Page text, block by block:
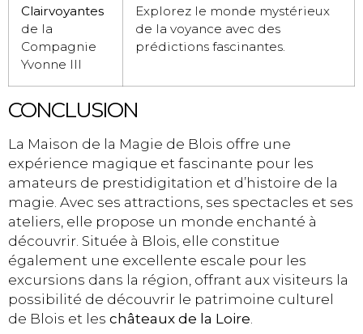
Clairvoyantes
de la
Compagnie
Yvonne III
Explorez le monde mystérieux
de la voyance avec des
prédictions fascinantes.
CONCLUSION
La Maison de la Magie de Blois offre une
expérience magique et fascinante pour les
amateurs de prestidigitation et d’histoire de la
magie. Avec ses attractions, ses spectacles et ses
ateliers, elle propose un monde enchanté à
découvrir. Située à Blois, elle constitue
également une excellente escale pour les
excursions dans la région, offrant aux visiteurs la
possibilité de découvrir le patrimoine culturel
de Blois et les châteaux de la Loire.